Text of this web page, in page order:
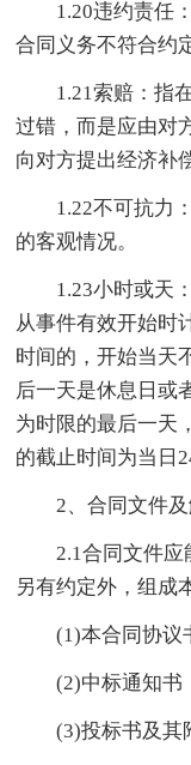
1.20违约责任
合同义务不符合约
1.21索赔：指
过错，而是应由对
向对方提出经济补
1.22不可抗力
的客观情况。
1.23小时或天
从事件有效开始时
时间的，开始当天
后一天是休息日或
为时限的最后一天
的截止时间为当日
2、合同文件
2.1合同文件
另有约定外，组成
(1)本合同协议
(2)中标通知书
(3)投标书及其